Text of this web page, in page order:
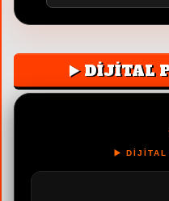
▶️ DİJİTAL
▶️ DİJİTAL